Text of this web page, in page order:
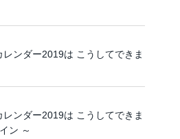
ンダー2019は こうしてできま
ンダー2019は こうしてできま
ン ～